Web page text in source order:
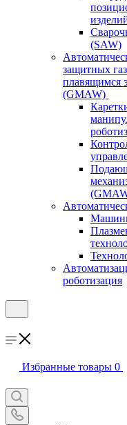
(SAW)
защитных
плавящимся
(GMAW)
роботизация
Избранные товары 0